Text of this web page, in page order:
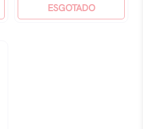
quantidadeESGOTADO